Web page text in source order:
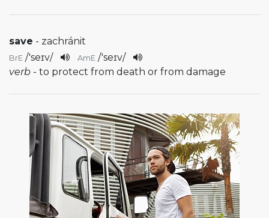
save - zachránit
BrE /'seɪv/ AmE /'seɪv/
verb - to protect from death or from damage